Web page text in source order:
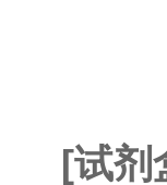
[试剂